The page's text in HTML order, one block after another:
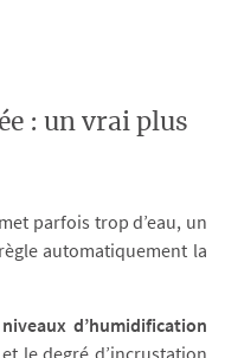
: un vrai plus
parfois trop d’eau, un
automatiquement la
d’humidification
le degré d’incrustation